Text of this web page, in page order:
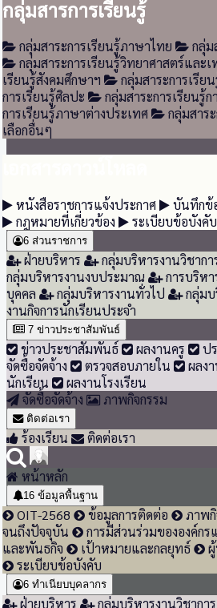
กลุ่มสารการเรียนรู้
กลุ่มสาระการเรียนรู้ภาษาไทย
กลุ่ม
กลุ่มสาระการเรียนรู้วิทยาศาสตร์และเ
เรียนรู้สังคมศึกษาฯ
กลุ่มสาระการเรีย
การเรียนรู้ศิลปะ
กลุ่มสาระการเรียนรู้
การเรียนรู้ภาษาต่างประเทศ
กลุ่มสาร
เลือกอื่นๆ
หนังสือราชการแจ้งประกาศ บันทึกข้
กฎหมายที่เกี่ยวข้อง
ระเบียบข้อบังคับ
6 ส่วนราชการ
ฝ่ายบริหาร
กลุ่มบริหารงานวิชากา
กลุ่มบริหารงานงบประมาณ
การบริหา
บุคคล
กลุ่มบริหารงานทั่วไป
กลุ่มบ
งานกิจการนักเรียนประจำ
7 ข่าวประชาสัมพันธ์
ข่าวประชาสัมพันธ์ ผลงานครู
ป
จัดซื้อจัดจ้าง
ตรวจสอบภายใน
ผลง
นักเรียน
ผลงานโรงเรียน
จัดซื้อจัดจ้าง
ภาพกิจกรรม
ติดต่อเรา
ร้องเรียน ติดต่อเรา
หน้าหลัก
16 ข้อมูลพื้นฐาน
OIT-2568 ข้อมูลการติดต่อ ภาพ
จนถึงปัจจุบัน
การมีส่วนร่วมขององค์ก
และพันธกิจ
เป้าหมายและกลยุทธ์
ระเบียบข้อบังคับ
6 ทำเนียบบุคลากร
ฝ่ายบริหาร กลุ่มบริหารงานวิชาการ